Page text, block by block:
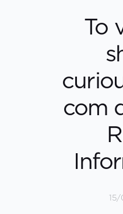
Το
com